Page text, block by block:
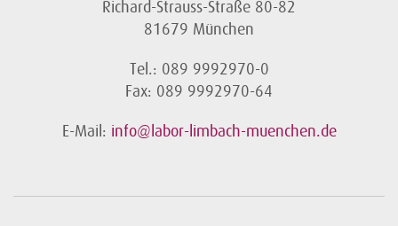
Richard-Strauss-Straße 80-82
81679 München
Tel.: 089 9992970-0
Fax: 089 9992970-64
E-Mail: info@labor-limbach-muenchen.de